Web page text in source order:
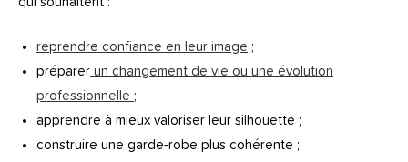
reprendre confiance en leur image ;
préparer un changement de vie ou une évolution
professionnelle ;
apprendre à mieux valoriser leur silhouette ;
construire une garde-robe plus cohérente ;